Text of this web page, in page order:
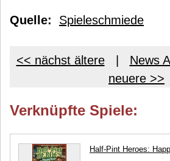
Quelle: Spieleschmiede
<< nächst ältere| News
neuere >>
Verknüpfte Spiele:
Half-Pint Heroes: